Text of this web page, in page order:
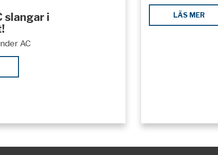
slangar i
AC
LÄS MER